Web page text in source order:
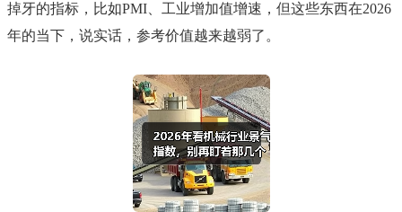
掉牙的指标，比如PMI、工业增加值增速，但这些东西在2026
年的当下，说实话，参考价值越来越弱了。